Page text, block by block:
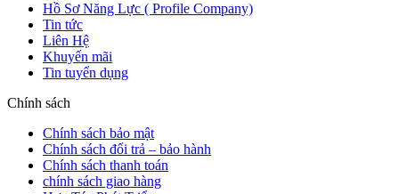
Hồ Sơ Năng Lực ( Profile Company)
Tin tức
Liên Hệ
Khuyến mãi
Tin tuyển dụng
Chính sách
Chính sách bảo mật
Chính sách đổi trả – bảo hành
Chính sách thanh toán
chính sách giao hàng